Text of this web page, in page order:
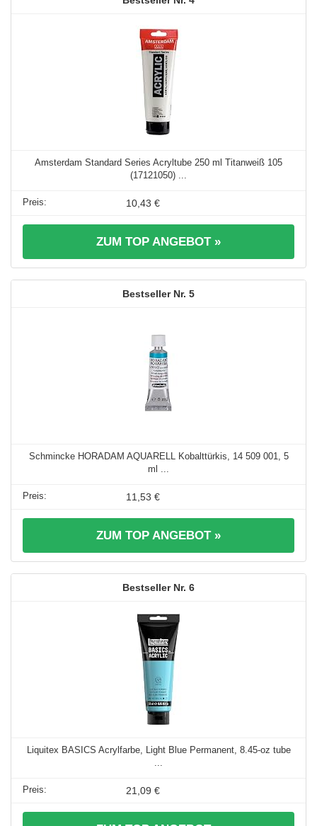
Amsterdam Standard Series Acryltube 250 ml Titanweiß 105
(17121050) ...
10,43 €
ZUM TOP ANGEBOT »
5
Schmincke HORADAM AQUARELL Kobalttürkis, 14 509 001, 5
ml ...
11,53 €
ZUM TOP ANGEBOT »
6
Liquitex BASICS Acrylfarbe, Light Blue Permanent, 8.45-oz tube
...
21,09 €